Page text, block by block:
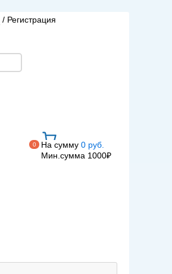
/ Регистрация
0 На сумму 0 руб.
Мин.сумма 1000₽